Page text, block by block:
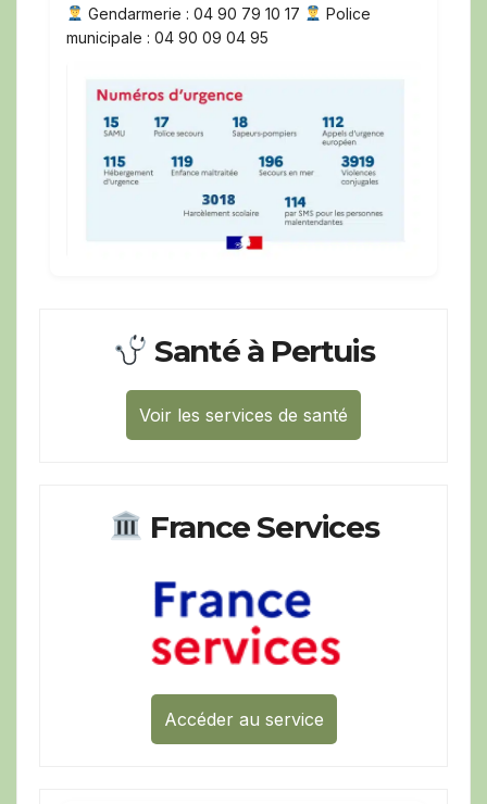
Gendarmerie : 04 90 79 10 17
Police
municipale : 04 90 09 04 95
Santé à Pertuis
Voir les services de santé
France Services
Accéder au service